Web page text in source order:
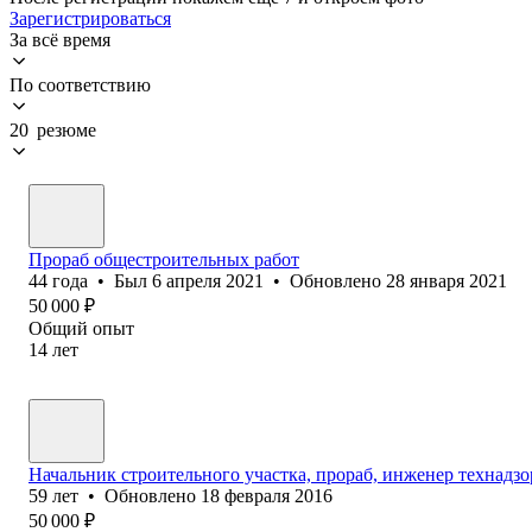
Зарегистрироваться
За всё время
По соответствию
20 резюме
Прораб общестроительных работ
44 года • Был 6 апреля 2021 • Обновлено 28 января 2021
50 000 ₽
Общий опыт
14 лет
Начальник строительного участка, прораб, инженер
59 лет • Обновлено 18 февраля 2016
50 000 ₽